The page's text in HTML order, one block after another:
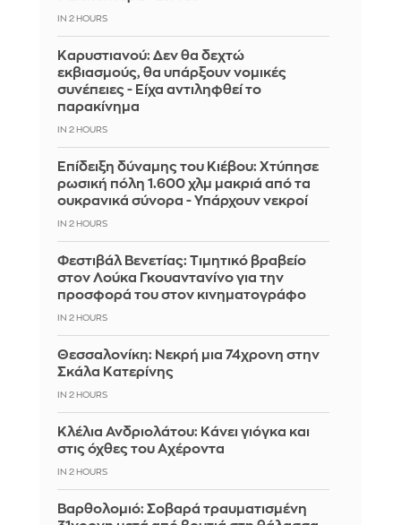
IN 2 HOURS
Καρυστιανού: Δεν θα δεχτώ
εκβιασμούς, θα υπάρξουν νομικές
συνέπειες - Είχα αντιληφθεί το
παρακίνημα
IN 2 HOURS
Επίδειξη δύναμης του Κιέβου: Χτύπησε
ρωσική πόλη 1.600 χλμ μακριά από τα
ουκρανικά σύνορα - Υπάρχουν νεκροί
IN 2 HOURS
Φεστιβάλ Βενετίας: Τιμητικό βραβείο
στον Λούκα Γκουαντανίνο για την
προσφορά του στον κινηματογράφο
IN 2 HOURS
Θεσσαλονίκη: Νεκρή μια 74χρονη στην
Σκάλα Κατερίνης
IN 2 HOURS
Κλέλια Ανδριολάτου: Κάνει γιόγκα και
στις όχθες του Αχέροντα
IN 2 HOURS
Βαρθολομιό: Σοβαρά τραυματισμένη